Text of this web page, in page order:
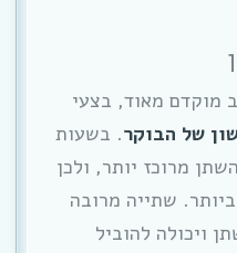
מוקדם מאוד, בצעי
של הבוקר. בשעות
מרוכז יותר, ולכן
ביותר. שתייה מרובה
ויכולה להוביל